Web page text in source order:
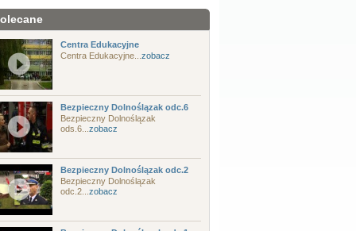
Centra Edukacyjne
Centra Edukacyjne... zobacz
Bezpieczny Dolnoślązak odc.6
Bezpieczny Dolnoślązak
ods.6... zobacz
Bezpieczny Dolnoślązak odc.2
Bezpieczny Dolnoślązak
odc.2... zobacz